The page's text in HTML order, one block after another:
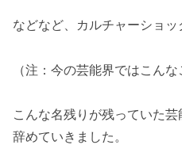
などなど、カルチャーショッ
（注：今の芸能界ではこん
こんな名残りが残っていた
辞めていきました。